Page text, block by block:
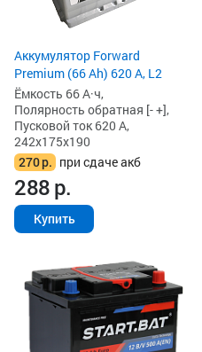
Аккумулятор Forward
Premium (66 Ah) 620 А, L2
Ёмкость 66 А·ч,
Полярность обратная [- +],
Пусковой ток 620 А,
242x175x190
270р. при сдаче акб
288р.
Купить